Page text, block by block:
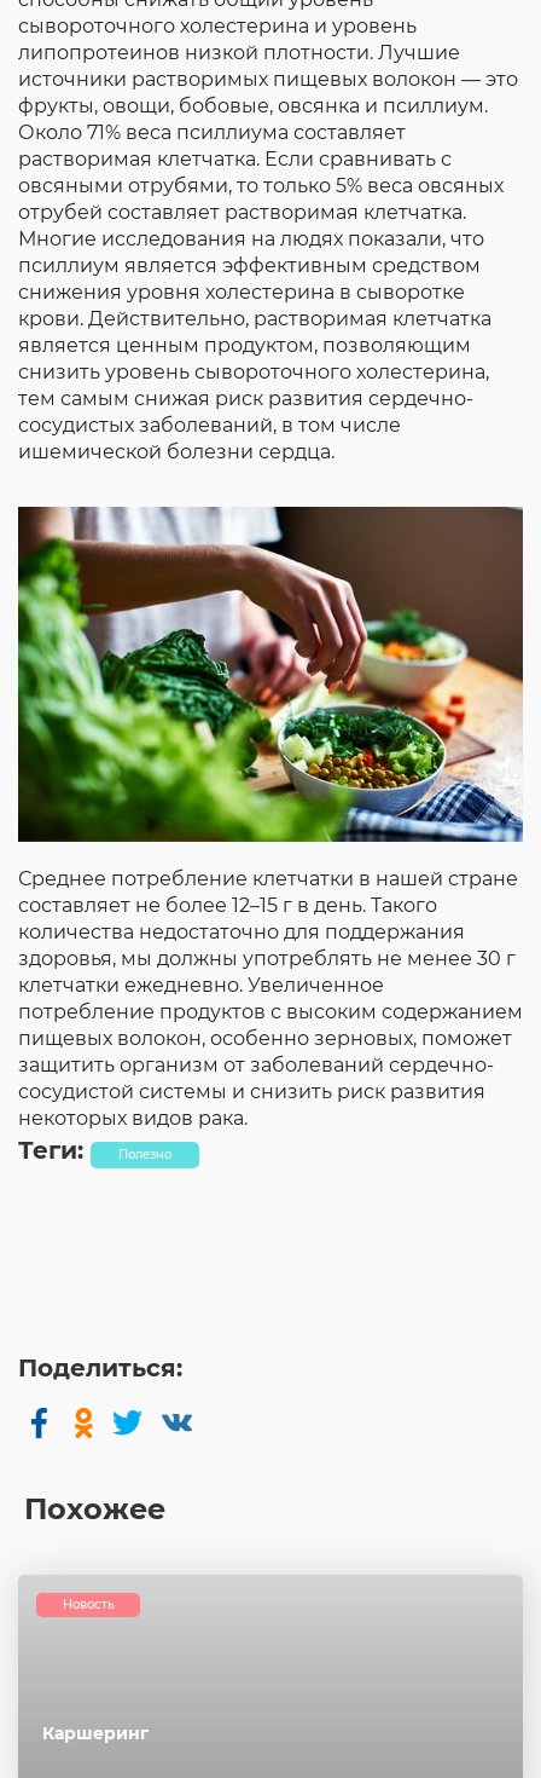
сывороточного холестерина и уровень
липопротеинов низкой плотности. Лучшие
источники растворимых пищевых волокон — это
фрукты, овощи, бобовые, овсянка и псиллиум.
Около 71% веса псиллиума составляет
растворимая клетчатка. Если сравнивать с
овсяными отрубями, то только 5% веса овсяных
отрубей составляет растворимая клетчатка.
Многие исследования на людях показали, что
псиллиум является эффективным средством
снижения уровня холестерина в сыворотке
крови. Действительно, растворимая клетчатка
является ценным продуктом, позволяющим
снизить уровень сывороточного холестерина,
тем самым снижая риск развития сердечно-
сосудистых заболеваний, в том числе
ишемической болезни сердца.
Среднее потребление клетчатки в нашей стране
составляет не более 12–15 г в день. Такого
количества недостаточно для поддержания
здоровья, мы должны употреблять не менее 30 г
клетчатки ежедневно. Увеличенное
потребление продуктов с высоким содержанием
пищевых волокон, особенно зерновых, поможет
защитить организм от заболеваний сердечно-
сосудистой системы и снизить риск развития
некоторых видов рака.
Теги: Полезно
Поделиться:
Похожее
Каршеринг
Новость